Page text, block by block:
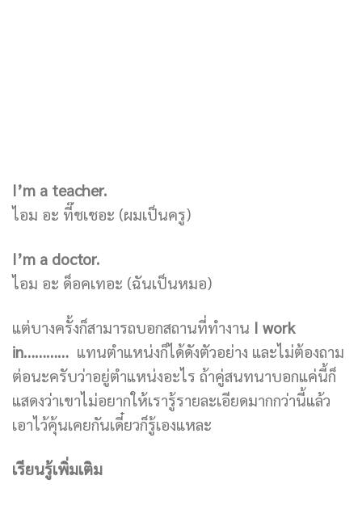
I’m a teacher.
ไอม อะ ที๊ชเชอะ (ผมเป็นครู)
I’m a doctor.
ไอม อะ ด็อคเทอะ (ฉันเป็นหมอ)
แต่บางครั้งก็สามารถบอกสถานที่ทำงาน I work
in………… แทนตำแหน่งก็ได้ดังตัวอย่าง และไม่ต้องถาม
ต่อนะครับว่าอยู่ตำแหน่งอะไร ถ้าคู่สนทนาบอกแค่นี้ก็
แสดงว่าเขาไม่อยากให้เรารู้รายละเอียดมากกว่านี้แล้ว
เอาไว้คุ้นเคยกันเดี๋ยวก็รู้เองแหละ
เรียนรู้เพิ่มเติม